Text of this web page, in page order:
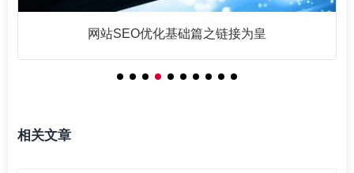
网站SEO优化基础篇之链接为皇
相关文章